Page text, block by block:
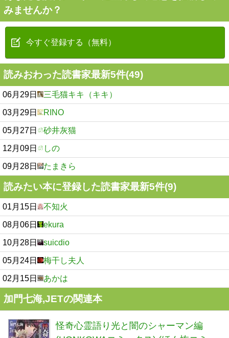
みませんか？
今すぐ登録する（無料）
読みおわった読書家最新5件(49)
06月29日 三毛猫キキ（キキ）
03月29日 RINO
05月27日 砂井灰猫
12月09日 しの
09月28日 たまきら
読みたい本に登録した読書家最新5件(9)
01月15日 不知火
08月06日 ekura
10月28日 suicdio
05月24日 梅干し夫人
02月15日 あかは
加門七海,JETの関連本
怪奇心霊語り光と闇のシャーマン編